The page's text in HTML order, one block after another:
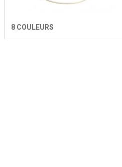
8 COULEURS